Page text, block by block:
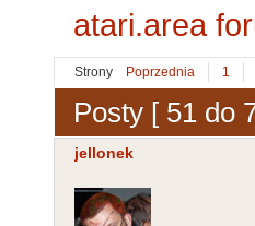
atari.area
Strony Poprzednia 1
Posty [ 51 do
jellonek